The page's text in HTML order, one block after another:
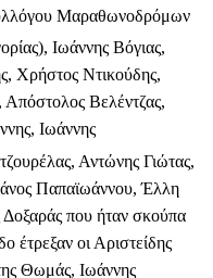
Μαραθωνοδρόμων
Ιωάννης Βόγιας,
Χρήστος Ντικούδης,
Βελέντζας,
Ιωάννης
Αντώνης Γιώτας,
Παπαϊωάννου, Έλλη
που ήταν σκούπα
οι Αριστείδης
Θωμάς, Ιωάννης